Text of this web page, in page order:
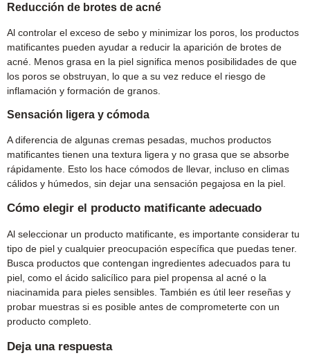
Reducción de brotes de acné
Al controlar el exceso de sebo y minimizar los poros, los productos
matificantes pueden ayudar a reducir la aparición de brotes de
acné. Menos grasa en la piel significa menos posibilidades de que
los poros se obstruyan, lo que a su vez reduce el riesgo de
inflamación y formación de granos.
Sensación ligera y cómoda
A diferencia de algunas cremas pesadas, muchos productos
matificantes tienen una textura ligera y no grasa que se absorbe
rápidamente. Esto los hace cómodos de llevar, incluso en climas
cálidos y húmedos, sin dejar una sensación pegajosa en la piel.
Cómo elegir el producto matificante adecuado
Al seleccionar un producto matificante, es importante considerar tu
tipo de piel y cualquier preocupación específica que puedas tener.
Busca productos que contengan ingredientes adecuados para tu
piel, como el ácido salicílico para piel propensa al acné o la
niacinamida para pieles sensibles. También es útil leer reseñas y
probar muestras si es posible antes de comprometerte con un
producto completo.
Deja una respuesta